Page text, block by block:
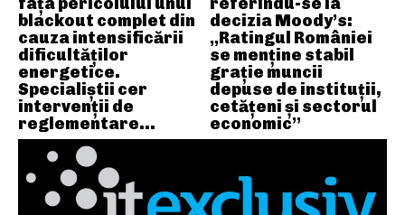
blackout complet din
cauza intensificării
dificultăților
energetice.
Specialiștii cer
intervenții de
reglementare…
decizia Moody’s:
„Ratingul României
se menține stabil
grație muncii
depuse de instituții,
cetățeni și sectorul
economic”